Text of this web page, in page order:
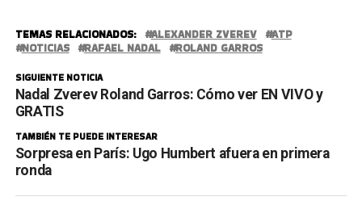
TEMAS RELACIONADOS: ALEXANDER ZVEREV
ATP
NOTICIAS
RAFAEL NADAL ROLAND GARROS
SIGUIENTE NOTICIA
Nadal Zverev Roland Garros: Cómo ver EN VIVO y
GRATIS
TAMBIÉN TE PUEDE INTERESAR
Sorpresa en París: Ugo Humbert afuera en primera
ronda